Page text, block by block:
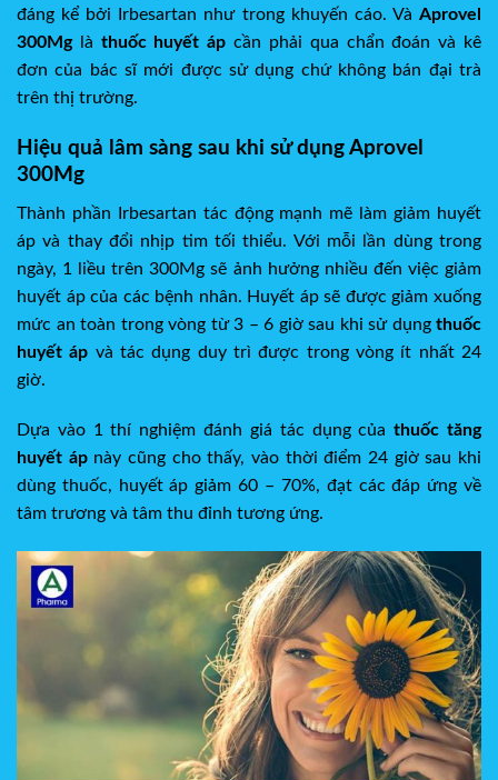
đáng kể bởi Irbesartan như trong khuyến cáo. Và Aprovel
300Mglà thuốc huyết áp cần phải qua chẩn đoán và kê
đơn của bác sĩ mới được sử dụng chứ không bán đại trà
trên thị trường.
Hiệu quả lâm sàng sau khi sử dụng Aprovel
300Mg
Thành phần Irbesartan tác động mạnh mẽ làm giảm huyết
áp và thay đổi nhịp tim tối thiểu. Với mỗi lần dùng trong
ngày, 1 liều trên 300Mg sẽ ảnh hưởng nhiều đến việc giảm
huyết áp của các bệnh nhân. Huyết áp sẽ được giảm xuống
mức an toàn trong vòng từ 3 – 6 giờ sau khi sử dụng thuốc
huyết áp và tác dụng duy trì được trong vòng ít nhất 24
giờ.
Dựa vào 1 thí nghiệm đánh giá tác dụng củathuốc tăng
huyết ápnày cũng cho thấy, vào thời điểm 24 giờ sau khi
dùng thuốc, huyết áp giảm 60 – 70%, đạt các đáp ứng về
tâm trương và tâm thu đỉnh tương ứng.